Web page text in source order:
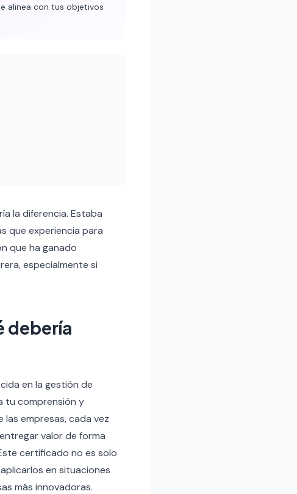
alinea con tus objetivos
la diferencia. Estaba
que experiencia para
que ha ganado
especialmente si
debería
en la gestión de
tu comprensión y
empresas, cada vez
valor de forma
certificado no es solo
en situaciones
más innovadoras.